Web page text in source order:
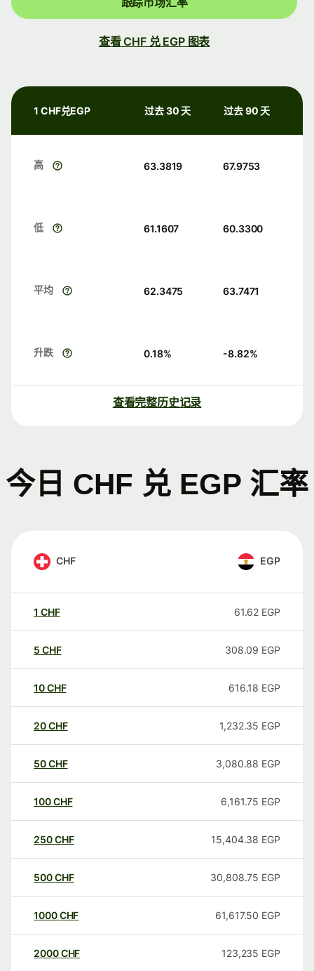
查看 CHF 兑 EGP 图表
1 CHF兑EGP 过去 30 天 过去 90 天
高 63.3819 67.9753
低 61.1607 60.3300
平均 62.3475 63.7471
升跌 0.18% -8.82%
查看完整历史记录
今日 CHF 兑 EGP 汇率
CHF EGP
1 CHF 61.62 EGP
5 CHF 308.09 EGP
10CHF 616.18 EGP
20CHF 1,232.35 EGP
50CHF 3,080.88 EGP
100CHF 6,161.75 EGP
250CHF 15,404.38 EGP
500CHF 30,808.75 EGP
1000CHF 61,617.50 EGP
2000CHF 123,235 EGP